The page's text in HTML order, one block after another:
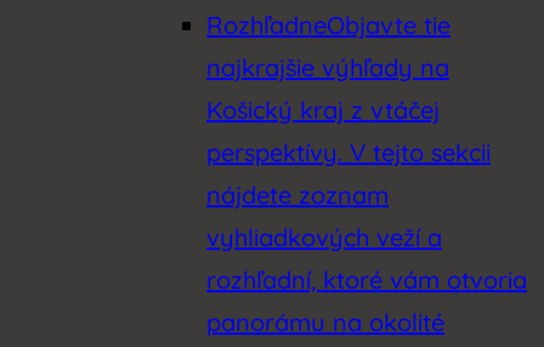
RozhľadneObjavte tie
najkrajšie výhľady na
Košický kraj z vtáčej
perspektívy. V tejto sekcii
nájdete zoznam
vyhliadkových veží a
rozhľadní, ktoré vám otvoria
panorámu na okolité